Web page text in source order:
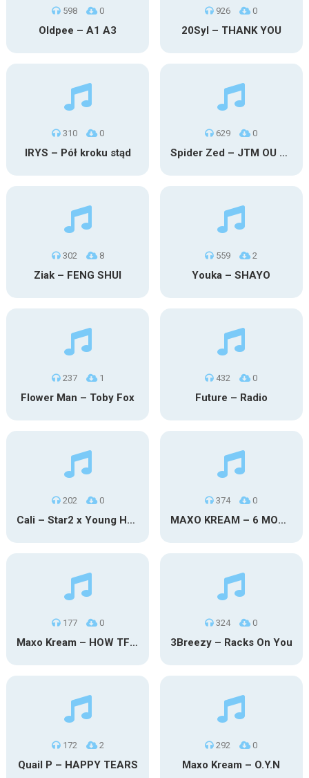
598 0
Oldpee – A1 A3
926 0
20Syl – THANK YOU
310 0
IRYS – Pół kroku stąd
629 0
Spider Zed – JTM OU TG
302 8
Ziak – FENG SHUI
559 2
Youka – SHAYO
237 1
Flower Man – Toby Fox
432 0
Future – Radio
202 0
Cali – Star2 x Young Henny
374 0
MAXO KREAM – 6 MONTHS CLEAN
177 0
Maxo Kream – HOW TF I’M LUCKY
324 0
3Breezy – Racks On You
172 2
Quail P – HAPPY TEARS
292 0
Maxo Kream – O.Y.N